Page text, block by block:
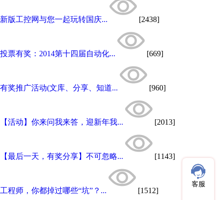
新版工控网与您一起玩转国庆... [2438]
投票有奖：2014第十四届自动化... [669]
有奖推广活动(文库、分享、知道... [960]
【活动】你来问我来答，迎新年我... [2013]
【最后一天，有奖分享】不可忽略... [1143]
工程师，你都掉过哪些“坑”？... [1512]
客服